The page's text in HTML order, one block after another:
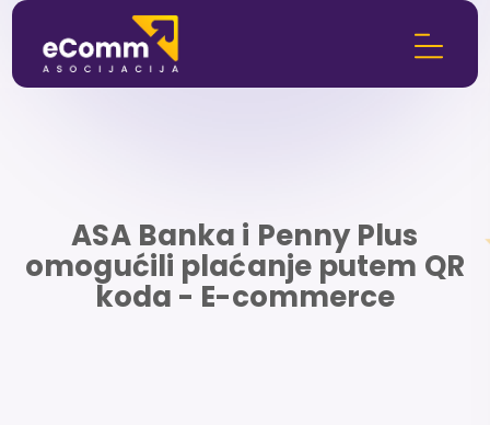
ASA Banka i Penny Plus
omogućili plaćanje putem QR
koda - E-commerce